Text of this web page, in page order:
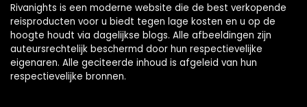
Rivanights is een moderne website die de best verkopende
reisproducten voor u biedt tegen lage kosten en u op de
hoogte houdt via dagelijkse blogs. Alle afbeeldingen zijn
auteursrechtelijk beschermd door hun respectievelijke
eigenaren. Alle geciteerde inhoud is afgeleid van hun
respectievelijke bronnen.